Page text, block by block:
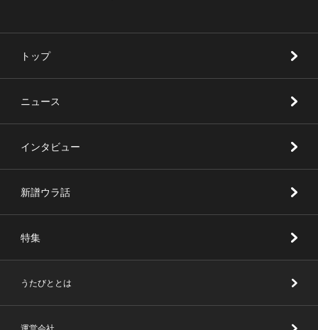
トップ
ニュース
インタビュー
新譜ウラ話
特集
うたびととは